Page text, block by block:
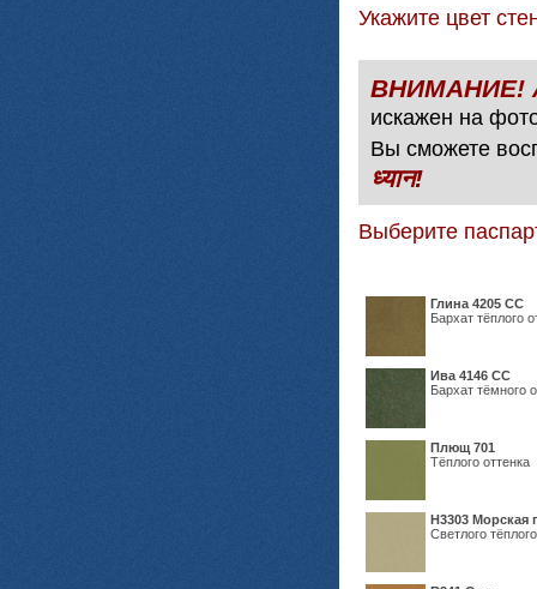
Укажите цвет
искажен на
Вы сможете
ध्यान!
Выберите
Глина 4205 СС
Бархат тёплого
Ива 4146 СС
Бархат тёмного
Плющ 701
Тёплого оттенка
H3303 Морская
Светлого